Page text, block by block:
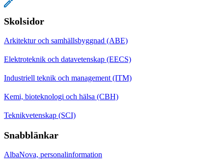
Skolsidor
Arkitektur och samhällsbyggnad (ABE)
Elektroteknik och datavetenskap (EECS)
Industriell teknik och management (ITM)
Kemi, bioteknologi och hälsa (CBH)
Teknikvetenskap (SCI)
Snabblänkar
AlbaNova, personalinformation